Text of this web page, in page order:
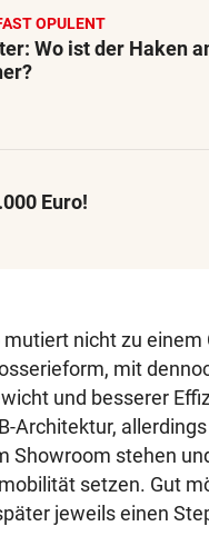
OPULENT
Wo ist der Haken
Euro!
nicht zu einem
mit
und besserer
Architektur,
Showroom stehen
setzen. Gut
jeweils einen